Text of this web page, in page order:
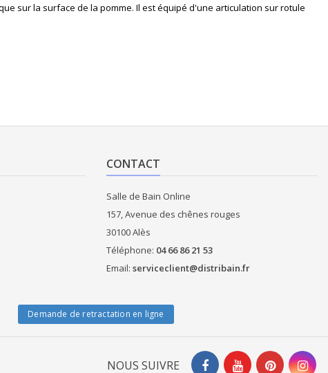
sur la surface de la pomme. Il est équipé d'une articulation sur rotule
CONTACT
Salle de Bain Online
157, Avenue des chênes rouges
30100 Alès
Téléphone: 04 66 86 21 53
Email: serviceclient@distribain.fr
Demande de retractation en ligne
NOUS SUIVRE